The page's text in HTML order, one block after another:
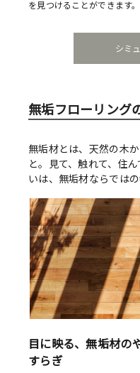
を見つけることができます。
シミ
無垢フローリング
無垢材とは、天然の木
と。見て、触れて、住
いは、無垢材ならではの
目に映る、無垢材の
すらぎ